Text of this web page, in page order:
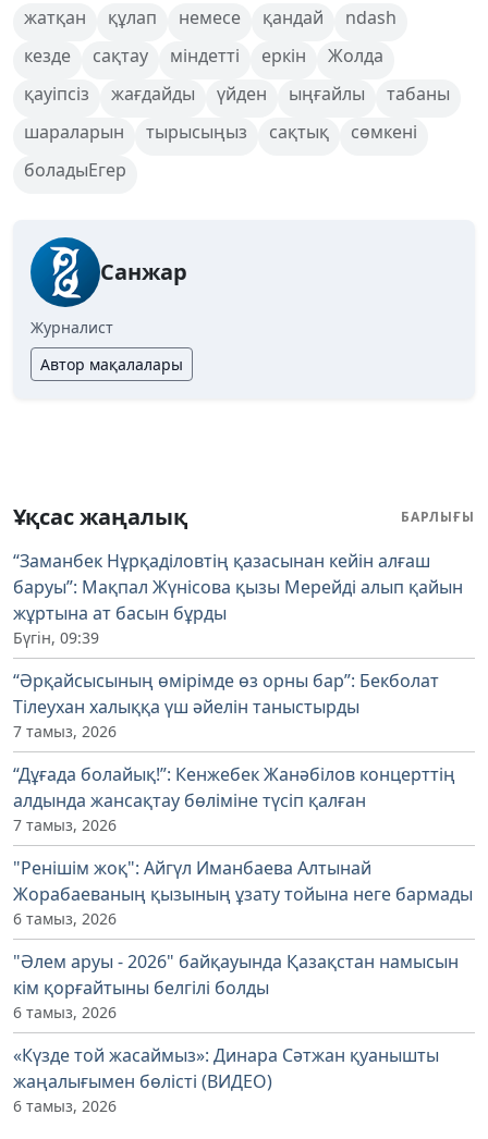
жатқан құлап немесе қандай
ndash
кезде
сақтау міндетті еркін
Жолда
қауіпсіз
жағдайды үйден ыңғайлы
табаны
шараларын
тырысыңыз сақтық
сөмкені
боладыЕгер
Санжар
Журналист
Автор мақалалары
Ұқсас жаңалық БАРЛЫҒЫ
“Заманбек Нұрқаділовтің қазасынан кейін алғаш
баруы”: Мақпал Жүнісова қызы Мерейді алып қайын
жұртына ат басын бұрды
Бүгін, 09:39
“Әрқайсысының өмірімде өз орны бар”: Бекболат
Тілеухан халыққа үш әйелін таныстырды
7 тамыз, 2026
“Дұғада болайық!”: Кенжебек Жанәбілов концерттің
алдында жансақтау бөліміне түсіп қалған
7 тамыз, 2026
"Ренішім жоқ": Айгүл Иманбаева Алтынай
Жорабаеваның қызының ұзату тойына неге бармады
6 тамыз, 2026
"Әлем аруы - 2026" байқауында Қазақстан намысын
кім қорғайтыны белгілі болды
6 тамыз, 2026
«Күзде той жасаймыз»: Динара Сәтжан қуанышты
жаңалығымен бөлісті (ВИДЕО)
6 тамыз, 2026